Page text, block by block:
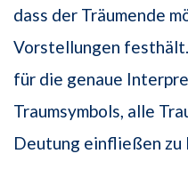
dass der Träumende
Vorstellungen
für die genaue
Traumsymbols, alle
Deutung einfließen zu